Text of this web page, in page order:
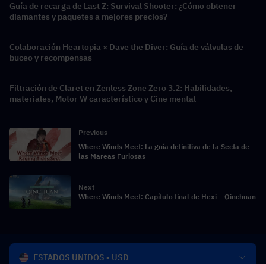
Guía de recarga de Last Z: Survival Shooter: ¿Cómo obtener
diamantes y paquetes a mejores precios?
Colaboración Heartopia × Dave the Diver: Guía de válvulas de
buceo y recompensas
Filtración de Claret en Zenless Zone Zero 3.2: Habilidades,
materiales, Motor W característico y Cine mental
Previous
Where Winds Meet: La guía definitiva de la Secta de
las Mareas Furiosas
Next
Where Winds Meet: Capítulo final de Hexi – Qinchuan
ESTADOS UNIDOS - USD